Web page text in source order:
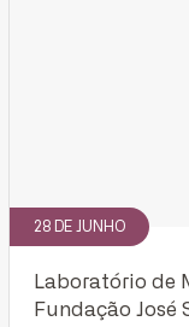
28 DE JUNHO
Laboratório de
Fundação José